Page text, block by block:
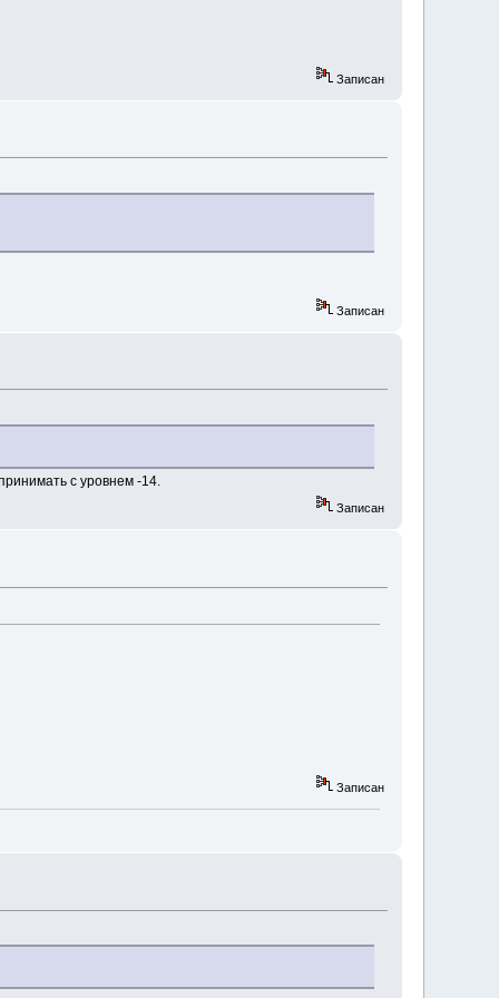
Записан
Записан
с уровнем -14.
Записан
Записан